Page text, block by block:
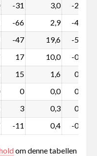
-31 3,0 -2,5
-66 2,9 -4,9
-47 19,6 -5,9
17 10,0 -0,2
15 1,6 0,8
0 0,0 0,0
3 0,3 0,2
-11 0,4 -0,8
om denne tabellen